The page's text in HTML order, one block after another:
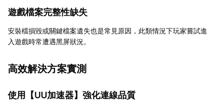
遊戲檔案完整性缺失
安裝檔損毀或關鍵檔案遺失也是常見原因，此類情況下玩家嘗試進
入遊戲時常遭遇黑屏狀況。
高效解決方案實測
使用【UU加速器】強化連線品質